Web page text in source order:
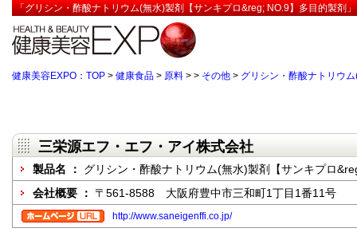
「グリシン・酢酸ナトリウム(無水)製剤【サンキプロ&reg; NO.9】多目的製剤
健康美容EXPO：TOP > 健康食品 > 原料 > > その他 > グリシン・酢酸ナトリウ
三栄源エフ・エフ・アイ株式会社
製品名 ： グリシン・酢酸ナトリウム(無水)製剤【サンキプロ
会社概要 ： 〒561-8588 大阪府豊中市三和町1丁目1番11号
http://www.saneigenffi.co.jp/